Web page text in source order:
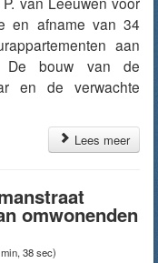
en afname van 34
aan
De bouw van de
en de verwachte
Lees meer
omwonenden
38 sec)